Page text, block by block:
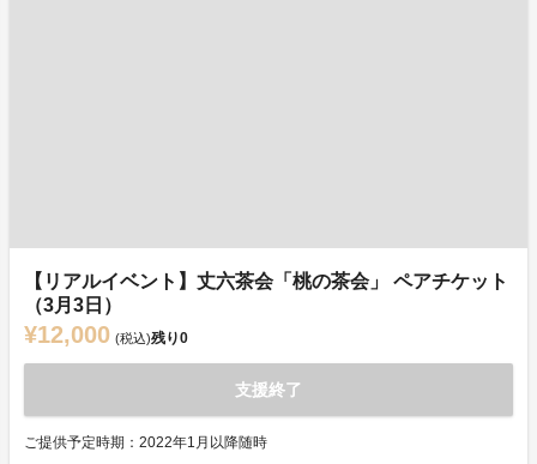
【リアルイベント】丈六茶会「桃の茶会」 ペアチケット
（3月3日）
¥12,000 (税込)残り0
支援終了
ご提供予定時期：2022年1月以降随時